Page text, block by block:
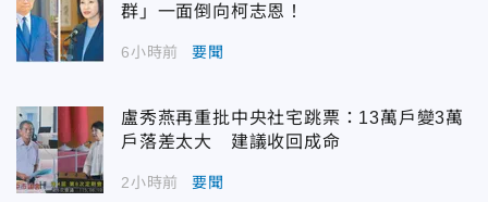
群」一面倒向柯志恩！
6小時前 要聞
盧秀燕再重批中央社宅跳票：13萬戶變3萬
戶落差太大 建議收回成命
2小時前 要聞